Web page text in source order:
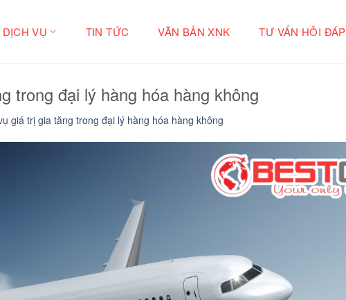
DỊCH VỤ TIN TỨC VĂN BẢN XNK TƯ VẤN HỎI ĐÁP
trong đại lý hàng hóa hàng không
giá trị gia tăng trong đại lý hàng hóa hàng không